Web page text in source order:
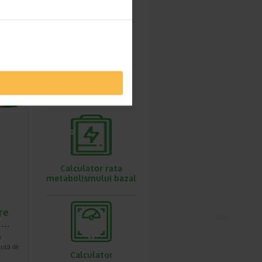
de
greutate ideala
Calculator rata
metabolismului bazal
Calculator